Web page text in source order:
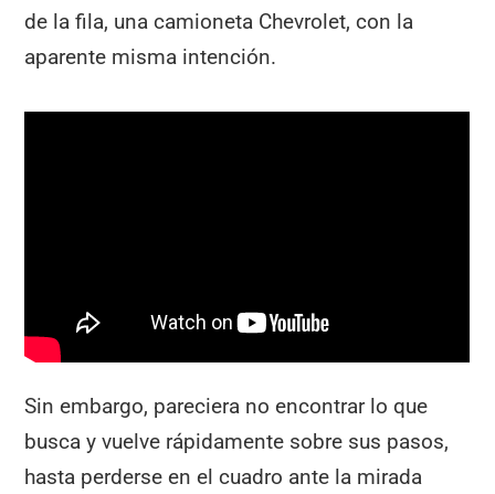
de la fila, una camioneta Chevrolet, con la
aparente misma intención.
Sin embargo, pareciera no encontrar lo que
busca y vuelve rápidamente sobre sus pasos,
hasta perderse en el cuadro ante la mirada